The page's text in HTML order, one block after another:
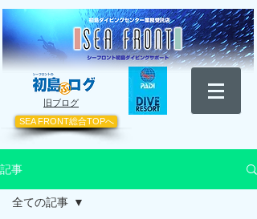
​旧ブログ
SEA FRONT総合TOPへ
記事
全ての記事